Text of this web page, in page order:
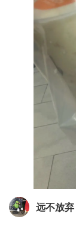
远不放弃